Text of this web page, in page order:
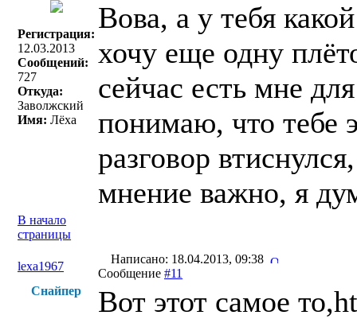
Регистрация:
12.03.2013
Сообщений:
727
Откуда:
Заволжский
Имя: Лёха
Вова, а у тебя
хочу еще одну
сейчас есть мне
понимаю, что тебе
разговор
мнение важно, я
В начало
страницы
lexa1967
Написано: 18.04.2013, 09:38
Сообщение #11
Снайпер
Вот этот самое